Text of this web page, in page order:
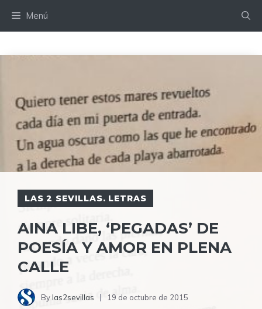
Menú
LAS 2 SEVILLAS. LETRAS
AINA LIBE, ‘PEGADAS’ DE
POESÍA Y AMOR EN PLENA
CALLE
Bylas2sevillas 19 de octubre de 2015